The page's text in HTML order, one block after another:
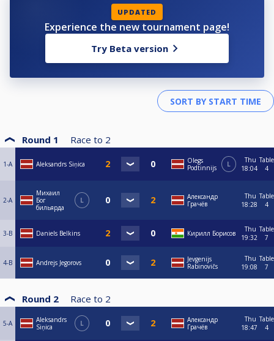
UPDATED
Experience the new tournament page!
Try Beta version
Round 1 Race to 2
1-A Aleksandrs Siņica
Olegs
Podtinnijs
L
Thu
18:04
Table
4
2-A
Михаил
Бог
бильярда
L
Александр
Грачёв
Thu
18:28
Table
4
3-B Daniels Belkins Кирилл Борисов
Thu
19:32
Table
7
4-B Andrejs Jegorovs
Jevgenijs
Rabinovičs
Thu
19:08
Table
7
Round 2 Race to 2
5-A
Aleksandrs
Siņica
L
Александр
Грачёв
Thu
18:47
Table
4